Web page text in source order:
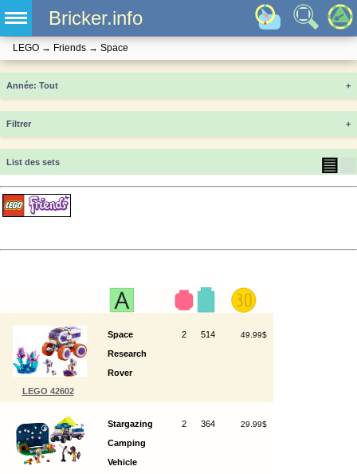
Bricker.info
LEGO → Friends → Space
Année +
Filtrer +
List des sets ▤
LEGO 42602
Space
Research
Rover
2 514 49.99$
Stargazing
Camping
Vehicle
2 364 29.99$